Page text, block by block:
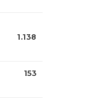
1.138
153